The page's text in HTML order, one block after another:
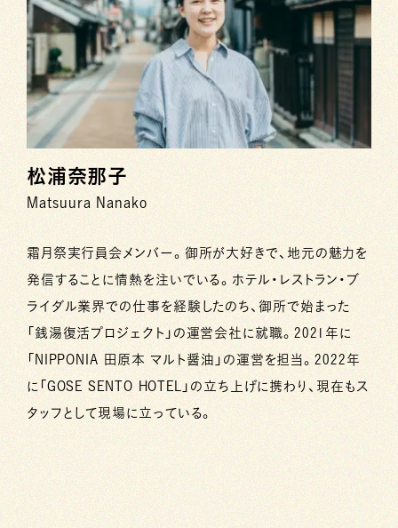
松浦奈那子
Matsuura Nanako
霜月祭実行員会メンバー。御所が大好きで、地元の魅力を
発信することに情熱を注いでいる。ホテル・レストラン・ブ
ライダル業界での仕事を経験したのち、御所で始まった
「銭湯復活プロジェクト」の運営会社に就職。2021年に
「NIPPONIA 田原本 マルト醤油」の運営を担当。2022年
に「GOSE SENTO HOTEL」の立ち上げに携わり、現在もス
タッフとして現場に立っている。